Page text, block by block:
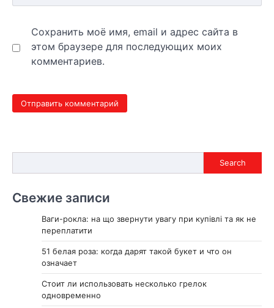
Сохранить моё имя, email и адрес сайта в
этом браузере для последующих моих
комментариев.
Search
Свежие записи
Ваги-рокла: на що звернути увагу при купівлі та як не
переплатити
51 белая роза: когда дарят такой букет и что он
означает
Стоит ли использовать несколько грелок
одновременно